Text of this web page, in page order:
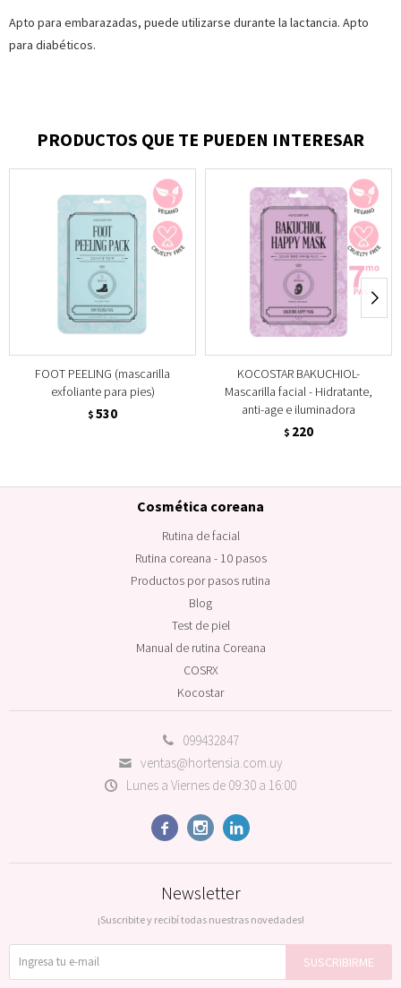
Apto para embarazadas, puede utilizarse durante la lactancia. Apto
para diabéticos.
PRODUCTOS QUE TE PUEDEN INTERESAR
FOOT PEELING (mascarilla
exfoliante para pies)
$ 530
KOCOSTAR BAKUCHIOL-
Mascarilla facial - Hidratante,
anti-age e iluminadora
$ 220
099432847
ventas@hortensia.com.uy
Lunes a Viernes de 09:30 a 16:00
  
Cosmética coreana
Rutina de facial
Rutina coreana - 10 pasos
Productos por pasos rutina
Blog
Test de piel
Manual de rutina Coreana
COSRX
Kocostar
Newsletter
¡Suscribite y recibí todas nuestras novedades!
SUSCRIBIRME